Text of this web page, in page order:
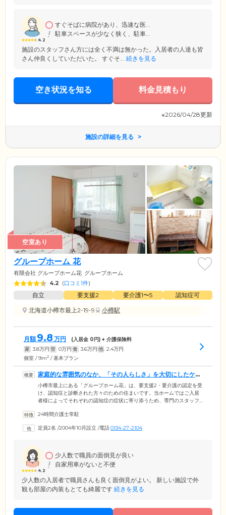
4.2
すぐそばに病院があり、迅速な医...
駐車スペースが少なく狭く、駐車...
施設のスタッフさん方には全く不満は無かった。入居者の人達も皆
さん仲良くしていただいた。 すぐそ... 続きを見る
空き状況を知る 料金見積もり
※2026/04/28更新
施設の詳細を見る
空室あり
グループホーム 花
有限会社 グループホーム花 グループホーム
4.2 (口コミ1件)
自立 要支援2 要介護1〜5
認知症可
北海道小樽市最上2-19-9
小樽駅
月額 9.8 万円 (入居金 0円) + 介護保険料
家 3.8万円 管 0万円 食 3.6万円 他 2.4万円
個室 / 9m2 / 基本プラン
家庭的な雰囲気のなか、「その人らしさ」を大切にしたケア
をご提供します
小樽市最上にある「グループホーム花」は、要支援2・要介護の認定を受
け、認知症と診断された方々のための住まいです。当ホームではご入居
者様によってそれぞれの認知症の症状に寄り添うため、専門のスタッフ
はお一人おひとりの個性を見極め、お食事の支度や洗濯、掃除などから
をしっかりとこなしながら、身体機能を活用していくことにより、認知
24時間介護士常駐
定員2名 /2004年10月設立 /電話0134-27-2104
4.2
少人数で職員の面倒見が良い
自家用車がないと不便
少人数の入居者で職員さんも良く面倒見がよい。 新しい施設で外
観も部屋の内装もとても綺麗です 続きを見る